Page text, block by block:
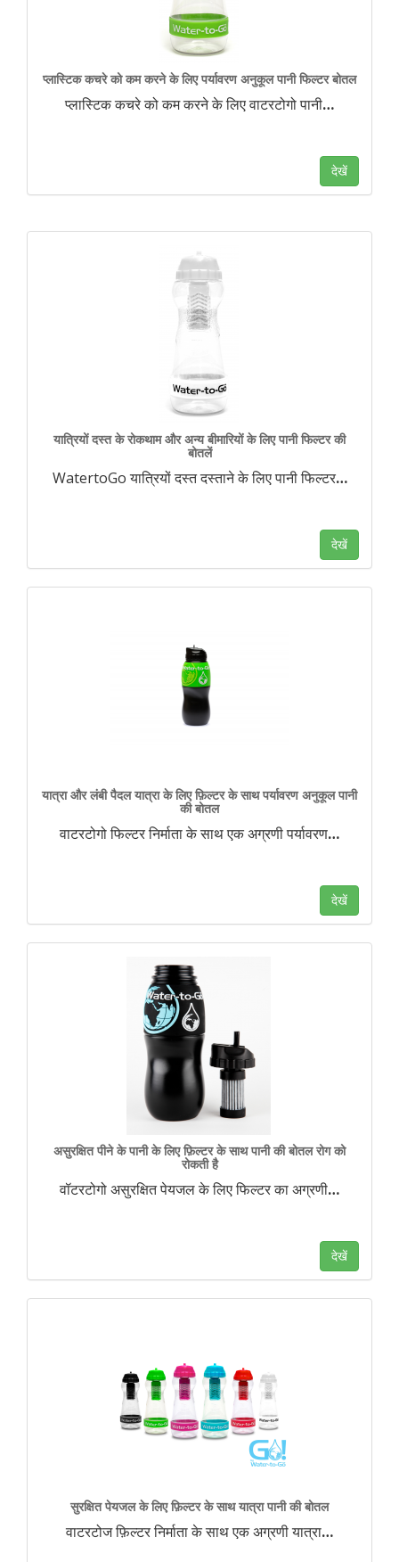
प्लास्टिक कचरे को कम करने के लिए पर्यावरण अनुकूल पानी फिल्टर बोतल
प्लास्टिक कचरे को कम करने के लिए वाटरटोगो पानी…
देखें
यात्रियों दस्त के रोकथाम और अन्य बीमारियों के लिए पानी फिल्टर की
बोतलें
WatertoGo यात्रियों दस्त दस्ताने के लिए पानी फिल्टर…
देखें
यात्रा और लंबी पैदल यात्रा के लिए फ़िल्टर के साथ पर्यावरण अनुकूल पानी
की बोतल
वाटरटोगो फिल्टर निर्माता के साथ एक अग्रणी पर्यावरण…
देखें
असुरक्षित पीने के पानी के लिए फ़िल्टर के साथ पानी की बोतल रोग को
रोकती है
वॉटरटोगो असुरक्षित पेयजल के लिए फिल्टर का अग्रणी…
देखें
सुरक्षित पेयजल के लिए फ़िल्टर के साथ यात्रा पानी की बोतल
वाटरटोज फ़िल्टर निर्माता के साथ एक अग्रणी यात्रा…